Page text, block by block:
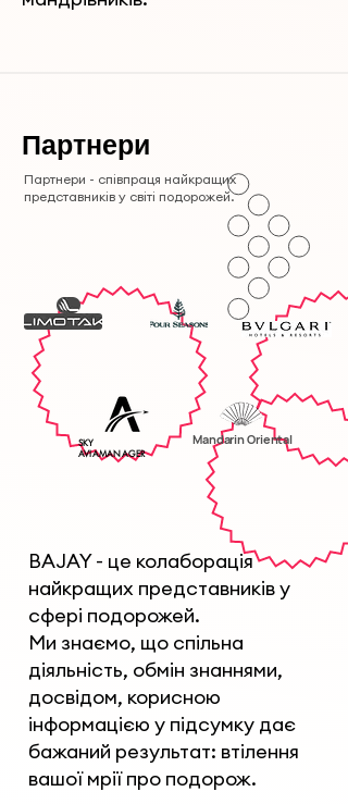
Партнери
Партнери - співпраця найкращих
представників у світі подорожей.
SKY
AVIAMANAGER
Mandarin Oriental
BAJAY - це колаборація
найкращих представників у
сфері подорожей.
Ми знаємо, що спільна
діяльність, обмін знаннями,
досвідом, корисною
інформацією у підсумку дає
бажаний результат: втілення
вашої мрії про подорож.